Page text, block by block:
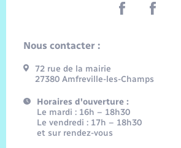
Nous contacter :
72 rue de la mairie
27380 Amfreville-les-Champs
Horaires d'ouverture :
Le mardi : 16h – 18h30
Le vendredi : 17h – 18h30
et sur rendez-vous